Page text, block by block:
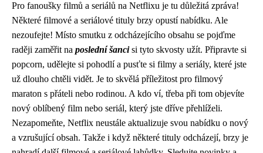
Pro fanoušky filmů a seriálů na Netflixu je tu důležitá zpráva!
Některé filmové a seriálové tituly brzy opustí nabídku. Ale
nezoufejte! Místo smutku z odcházejícího obsahu se pojďme
raději zaměřit na poslední šancisi tyto skvosty užít. Připravte si
popcorn, udělejte si pohodlí a pusťte si filmy a seriály, které jste
už dlouho chtěli vidět. Je to skvělá příležitost pro filmový
maraton s přáteli nebo rodinou. A kdo ví, třeba při tom objevíte
nový oblíbený film nebo seriál, který jste dříve přehlíželi.
Nezapomeňte, Netflix neustále aktualizuje svou nabídku o nový
a vzrušující obsah. Takže i když některé tituly odcházejí, brzy je